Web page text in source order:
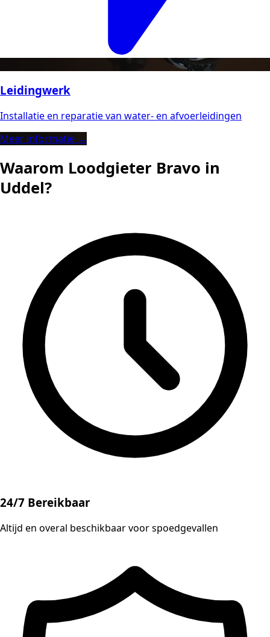
Leidingwerk
Installatie en reparatie van water- en afvoerleidingen
Meer informatie →
Waarom Loodgieter Bravo in
Uddel?
24/7 Bereikbaar
Altijd en overal beschikbaar voor spoedgevallen